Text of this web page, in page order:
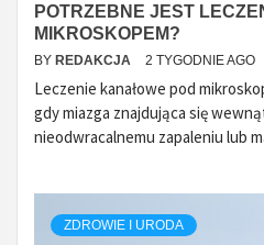
POTRZEBNE JEST
MIKROSKOPEM?
BY REDAKCJA 2 TYGODNIE AGO
Leczenie kanałowe pod
gdy miazga znajdująca się
nieodwracalnemu zapaleniu lub
ZDROWIE I URODA